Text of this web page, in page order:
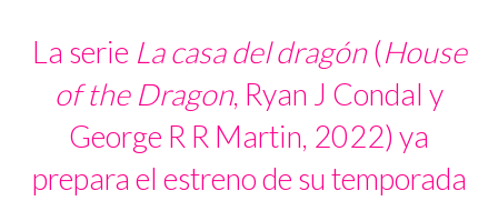
La serie La casa del dragón(House
of the Dragon, Ryan J Condal y
George R R Martin, 2022) ya
prepara el estreno de su temporada